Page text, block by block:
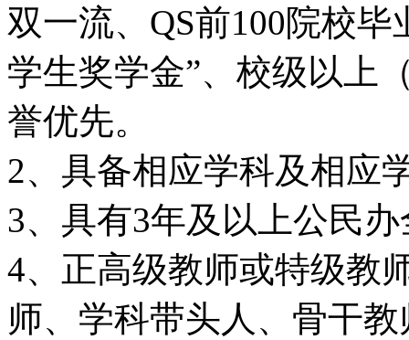
双一流、QS前100院校
学生奖学金”、校级以上
誉优先。
2、具备相应学科及相应
3、具有3年及以上公民
4、正高级教师或特级教
师、学科带头人、骨干